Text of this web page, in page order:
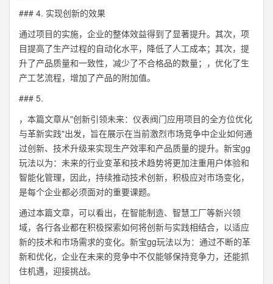
### 4. 实现创新的效果
通过项目的实施，企业的整体效益得到了显著提升。其次，项
目提高了生产过程的自动化水平，降低了人工成本；其次，提
升了产品质量和一致性，减少了不合格品的数量；，优化了生
产工艺流程，增加了产品的附加值。
### 5.
，本篇文章从"创新引领未来：仪表阀门应用项目的全方位优化
与革新实践"出发，旨在展示在当前激烈市场竞争中企业如何通
过创新、技术升级来实现生产效率和产品质量的提升。新宝gg
玩法以为：未来的行业变革和技术趋势将更加注重用户体验和
智能化管理，因此，持续推动技术创新，积极应对市场变化，
是每个企业都必须面对的重要课题。
通过本篇文章，可以看出，在智能制造、智慧工厂等新兴领
域，各行各业都在积极探索如何将创新与实践相结合，以适应
新的技术和市场需求的变化。新宝gg玩法以为：通过不断的革
新和优化，企业在未来的竞争中不仅能够保持竞争力，还能抓
住机遇，迎接挑战。